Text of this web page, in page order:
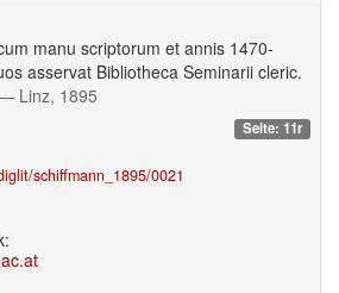
manu scriptorum et annis 1470-
asservat Bibliotheca Seminarii cleric.
Linz, 1895
Seite: 11r
schiffmann_1895/0021